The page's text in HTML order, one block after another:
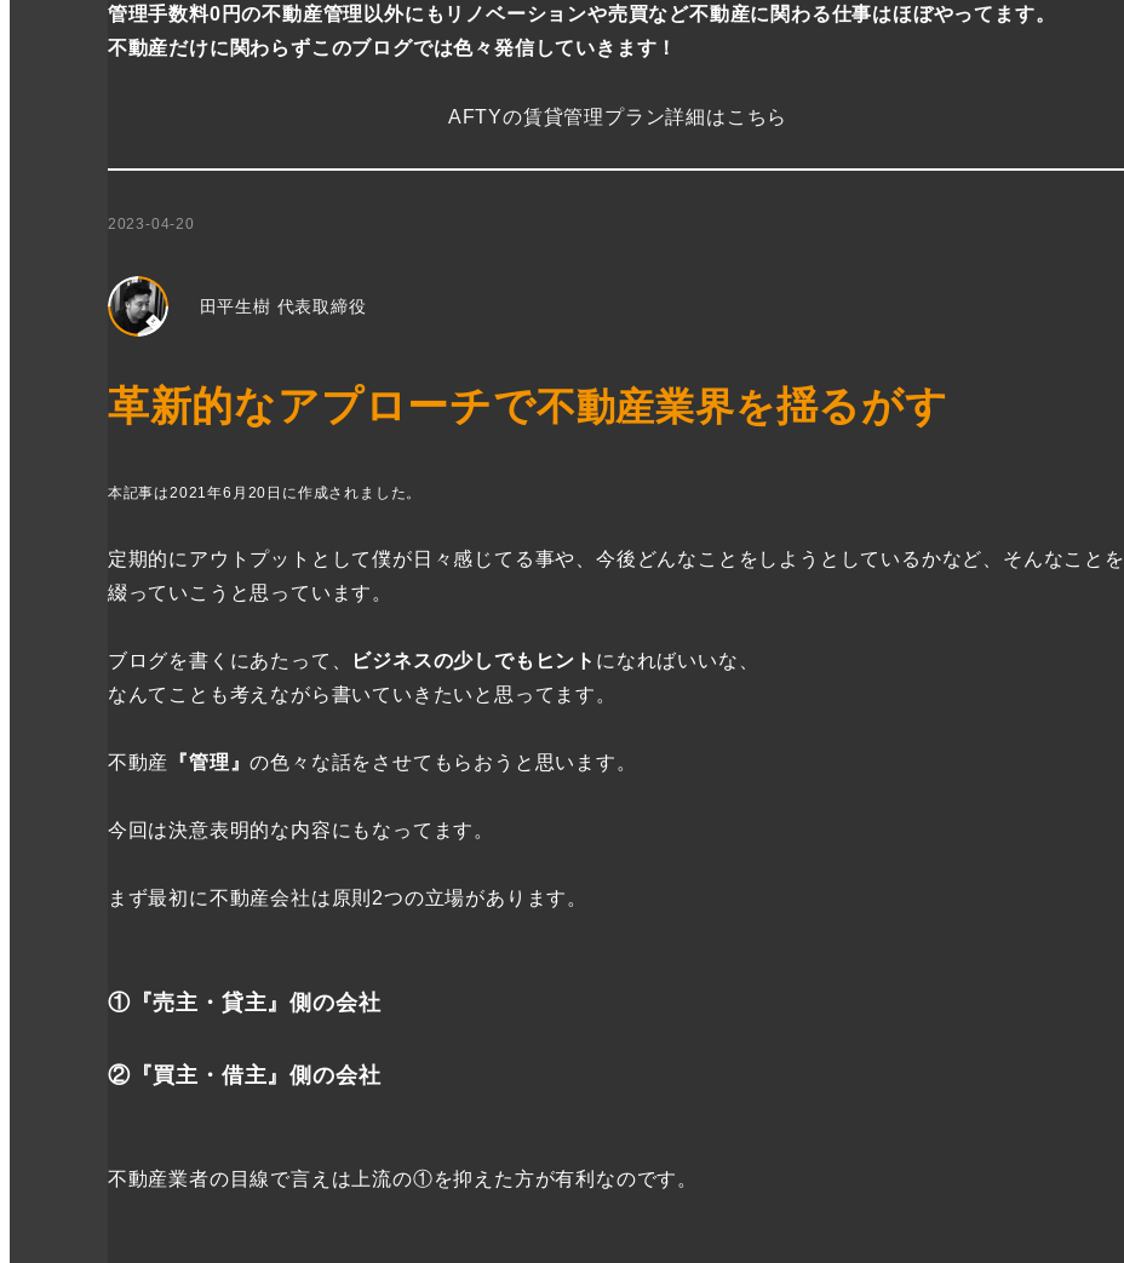
管理手数料0円の不動産管理以外にもリノベーションや売買など不動産に関わる仕事はほぼやってます。
不動産だけに関わらずこのブログでは色々発信していきます！
AFTYの賃貸管理プラン詳細はこちら
2023-04-20
田平生樹 代表取締役
革新的なアプローチで不動産業界を揺るがす
本記事は2021年6月20日に作成されました。
定期的にアウトプットとして僕が日々感じてる事や、今後どんなことをしようとしているかなど、そんなことを
綴っていこうと思っています。
ブログを書くにあたって、 ビジネスの少しでもヒント になればいいな、
なんてことも考えながら書いていきたいと思ってます。
不動産 『管理』の色々な話をさせてもらおうと思います。
今回は決意表明的な内容にもなってます。
まず最初に不動産会社は原則2つの立場があります。
①『売主・貸主』側の会社
②『買主・借主』側の会社
不動産業者の目線で言えは上流の①を抑えた方が有利なのです。